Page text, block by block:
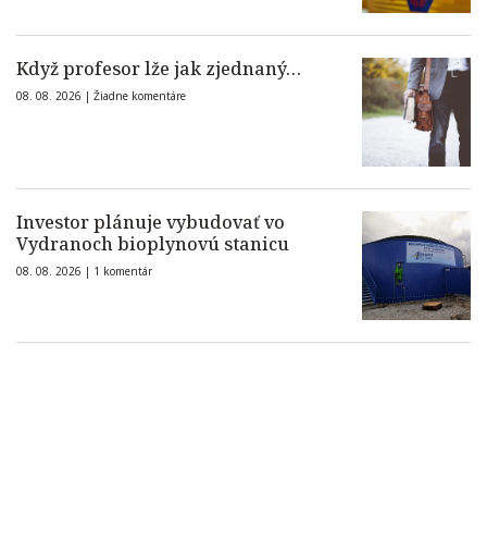
Když profesor lže jak zjednaný…
08. 08. 2026 | Žiadne komentáre
Investor plánuje vybudovať vo
Vydranoch bioplynovú stanicu
08. 08. 2026 | 1 komentár